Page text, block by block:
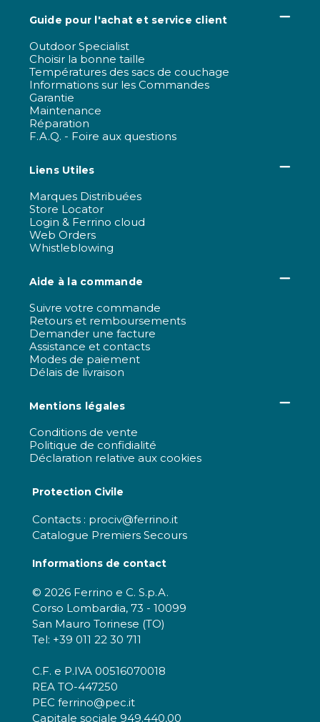
Guide pour l'achat et service client
Outdoor Specialist
Choisir la bonne taille
Températures des sacs de couchage
Informations sur les Commandes
Garantie
Maintenance
Réparation
F.A.Q. - Foire aux questions
Liens Utiles
Marques Distribuées
Store Locator
Login & Ferrino cloud
Web Orders
Whistleblowing
Aide à la commande
Suivre votre commande
Retours et remboursements
Demander une facture
Assistance et contacts
Modes de paiement
Délais de livraison
Mentions légales
Conditions de vente
Politique de confidialité
Déclaration relative aux cookies
Protection Civile
Contacts : prociv@ferrino.it
Catalogue Premiers Secours
Informations de contact
© 2026 Ferrino e C. S.p.A.
Corso Lombardia, 73 - 10099
San Mauro Torinese (TO)
Tel: +39 011 22 30 711
C.F. e P.IVA 00516070018
REA TO-447250
PEC ferrino@pec.it
Capitale sociale 949.440,00